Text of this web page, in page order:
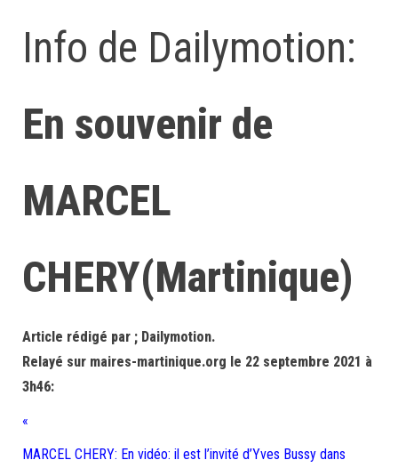
Info de Dailymotion:
En souvenir de
MARCEL
CHERY(Martinique)
Article rédigé par ; Dailymotion.
Relayé sur maires-martinique.org le 22 septembre 2021 à
3h46:
«
MARCEL CHERY: En vidéo: il est l’invité d’Yves Bussy dans